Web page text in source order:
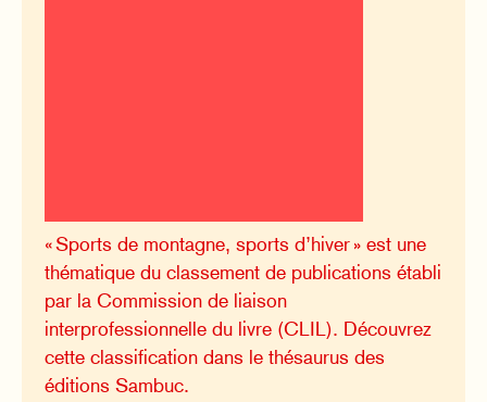
« Sports de montagne, sports d’hiver » est une
thématique du classement de publications établi
par la Commission de liaison
interprofessionnelle du livre (CLIL). Découvrez
cette classification dans le thésaurus des
éditions Sambuc.